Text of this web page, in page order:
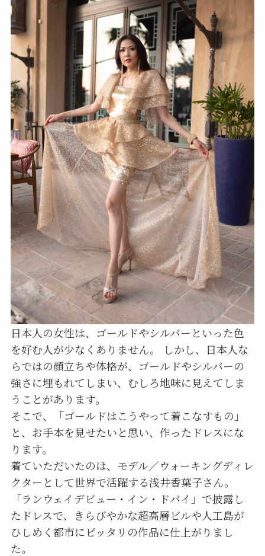
日本人の女性は、ゴールドやシルバーといった色
を好む人が少なくありません。 しかし、日本人な
らではの顔立ちや体格が、ゴールドやシルバーの
強さに埋もれてしまい、むしろ地味に見えてしま
うことがあります。
そこで、「ゴールドはこうやって着こなすもの」
と、お手本を見せたいと思い、作ったドレスにな
ります。
着ていただいたのは、モデル／ウォーキングディレ
クターとして世界で活躍する浅井香葉子さん。
「ランウェイデビュー・イン・ドバイ」で披露し
たドレスで、きらびやかな超高層ビルや人工島が
ひしめく都市にピッタリの作品に仕上がりまし
た。